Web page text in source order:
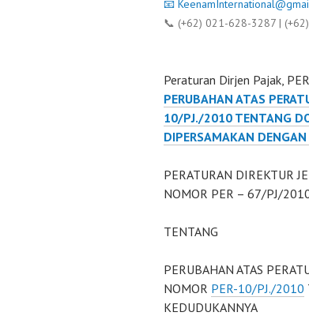
📧
📞 (+62) 021-628-3287 |
Peraturan Dirjen Pajak,
PERUBAHAN ATAS
10/PJ./2010 TENTANG
DIPERSAMAKAN
PERATURAN DIREKTUR
NOMOR PER – 67/PJ/
TENTANG
PERUBAHAN ATAS
NOMOR PER-10/PJ./2010
KEDUDUKANNYA